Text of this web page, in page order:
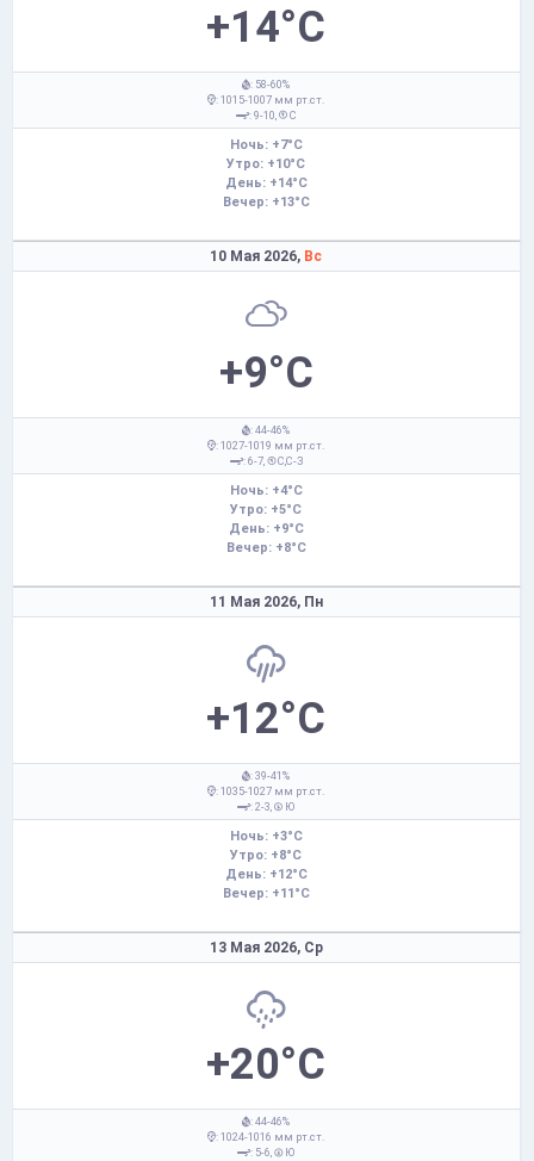
+14°C
: 58-60%
: 1015-1007 мм рт.ст.
: 9-10,
С
Ночь: +7°C
Утро: +10°C
День: +14°C
Вечер: +13°C
10 Мая 2026, Вс
+9°C
: 44-46%
: 1027-1019 мм рт.ст.
: 6-7,
С,С-З
Ночь: +4°C
Утро: +5°C
День: +9°C
Вечер: +8°C
11 Мая 2026, Пн
+12°C
: 39-41%
: 1035-1027 мм рт.ст.
: 2-3,
Ю
Ночь: +3°C
Утро: +8°C
День: +12°C
Вечер: +11°C
13 Мая 2026, Ср
+20°C
: 44-46%
: 1024-1016 мм рт.ст.
: 5-6,
Ю